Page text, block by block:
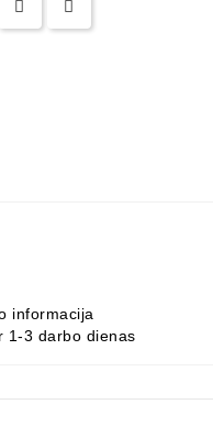
informacija
1-3 darbo dienas